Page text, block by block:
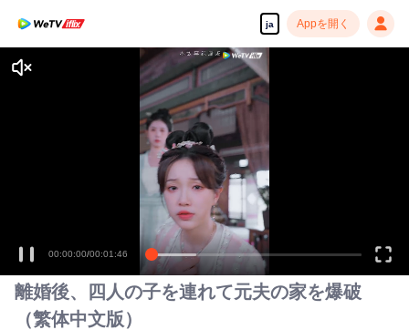
ja Appを開く
00:00:00/00:01:46
離婚後、四人の子を連れて元夫の家を爆破
（繁体中文版）